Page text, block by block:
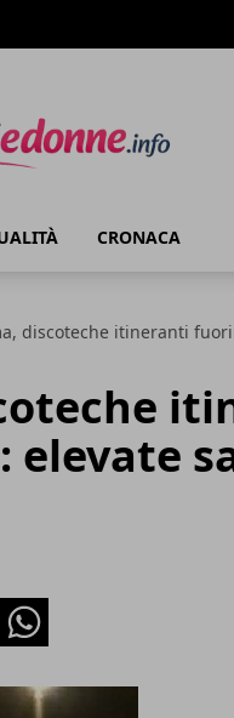
CRONACA
discoteche itineranti
elevate
Whatsapp